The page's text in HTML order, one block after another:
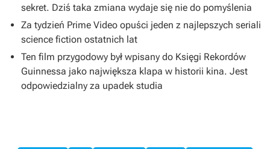
sekret. Dziś taka zmiana wydaje się nie do pomyślenia
Za tydzień Prime Video opuści jeden z najlepszych seriali
science fiction ostatnich lat
Ten film przygodowy był wpisany do Księgi Rekordów
Guinnessa jako największa klapa w historii kina. Jest
odpowiedzialny za upadek studia